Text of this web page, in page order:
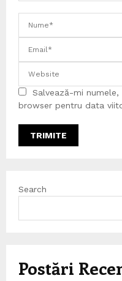
Salvează-mi
browser pentru data
Search
Postări